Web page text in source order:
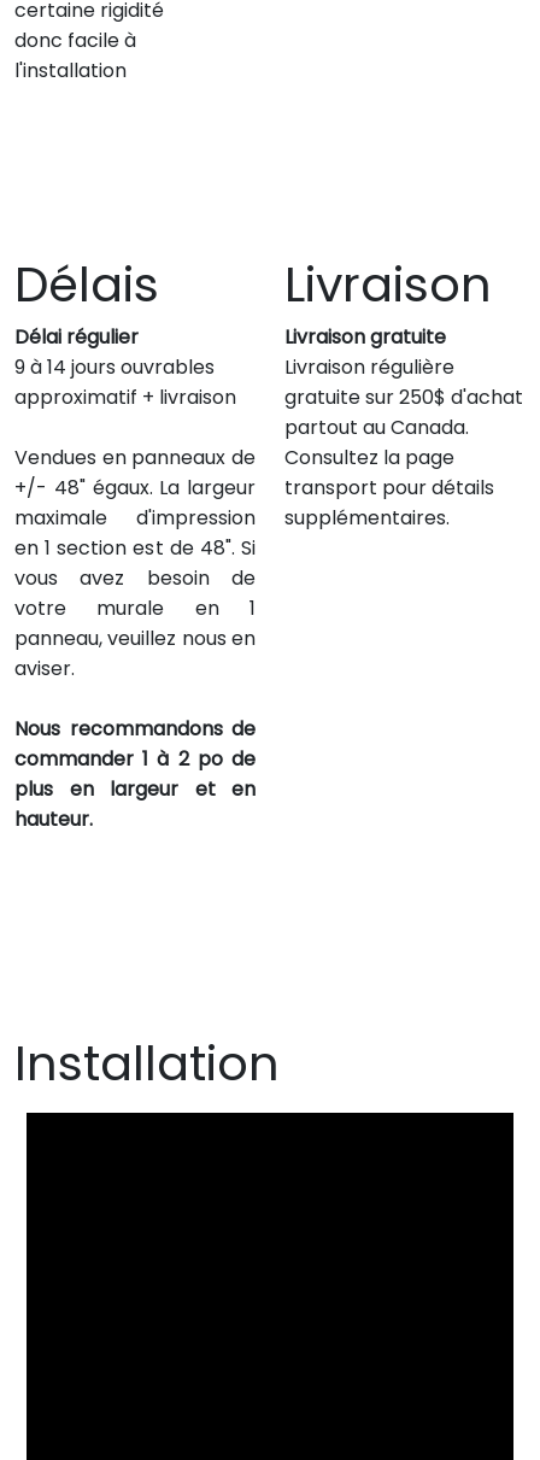
certaine rigidité
donc facile à
l'installation
Délais
Délai régulier
9 à 14 jours ouvrables
approximatif + livraison
Vendues en panneaux de
+/- 48" égaux. La largeur
maximale d'impression
en 1 section est de 48". Si
vous avez besoin de
votre murale en 1
panneau, veuillez nous en
aviser.
Nous recommandons de
commander 1 à 2 po de
plus en largeur et en
hauteur.
Livraison
Livraison gratuite
Livraison régulière
gratuite sur 250$ d'achat
partout au Canada.
Consultez la page
transport pour détails
supplémentaires.
Installation